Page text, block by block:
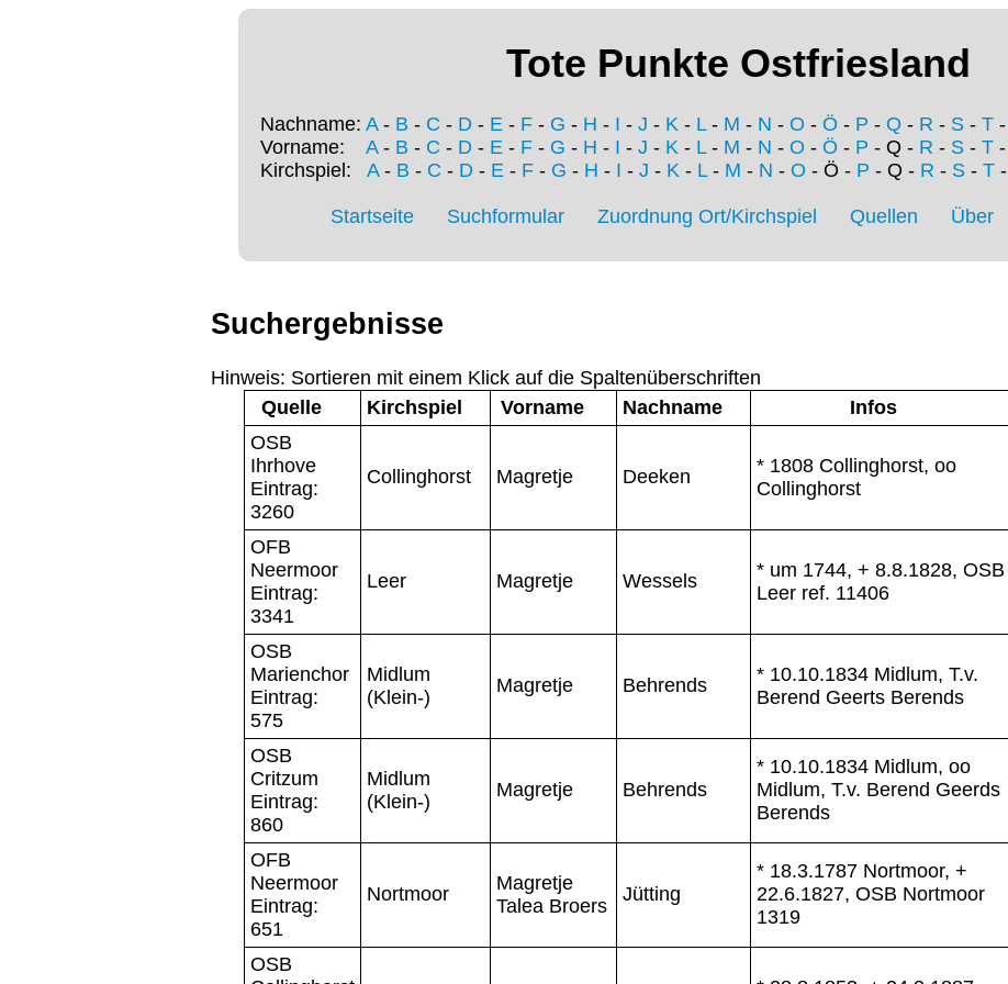
Tote Punkte Ostfriesland
Nachname: A- B - C - D - E - F - G - H - I - J - K - L- M - N - O - Ö - P - Q - R - S - T -
Vorname: A- B - C - D - E - F - G - H - I - J - K - L- M - N - O - Ö - P - Q - R - S - T -
Kirchspiel: A- B - C - D- E- F- G - H - I - J - K- L- M - N - O - Ö - P - Q - R - S- T-
Startseite Suchformular Zuordnung Ort/Kirchspiel Quellen Über
Suchergebnisse
Hinweis: Sortieren mit einem Klick auf die Spaltenüberschriften
Quelle
Kirchspiel Vorname Nachname Infos
OSB
Ihrhove
Eintrag:
3260
Collinghorst Magretje Deeken
* 1808 Collinghorst, oo
Collinghorst
OFB
Neermoor
Eintrag:
3341
Leer Magretje Wessels
* um 1744, + 8.8.1828, OSB
Leer ref. 11406
OSB
Marienchor
Eintrag:
575
Midlum
(Klein-)
Magretje Behrends
* 10.10.1834 Midlum, T.v.
Berend Geerts Berends
OSB
Critzum
Eintrag:
860
Midlum
(Klein-)
Magretje Behrends
* 10.10.1834 Midlum, oo
Midlum, T.v. Berend Geerds
Berends
OFB
Neermoor
Eintrag:
651
Nortmoor
Magretje
Talea Broers
Jütting
* 18.3.1787 Nortmoor, +
22.6.1827, OSB Nortmoor
1319
OSB